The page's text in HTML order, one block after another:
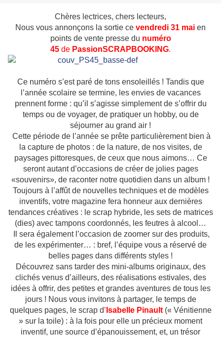
Chères lectrices, chers lecteurs,
Nous vous annonçons la sortie ce vendredi 31 mai en
points de vente presse du numéro
45 de PassionSCRAPBOOKING.
Ce numéro s’est paré de tons ensoleillés ! Tandis que
l’année scolaire se termine, les envies de vacances
prennent forme : qu’il s’agisse simplement de s’offrir du
temps ou de voyager, de pratiquer un hobby, ou de
séjourner au grand air !
Cette période de l’année se prête particulièrement bien à
la capture de photos : de la nature, de nos visites, de
paysages pittoresques, de ceux que nous aimons… Ce
seront autant d’occasions de créer de jolies pages
«souvenirs», de raconter notre quotidien dans un album !
Toujours à l’affût de nouvelles techniques et de modèles
inventifs, votre magazine fera honneur aux dernières
tendances créatives : le scrap hybride, les sets de matrices
(dies) avec tampons coordonnés, les feutres à alcool…
Il sera également l’occasion de zoomer sur des produits,
de les expérimenter… : bref, l’équipe vous a réservé de
belles pages dans différents styles !
Découvrez sans tarder des mini-albums originaux, des
clichés venus d’ailleurs, des réalisations estivales, des
idées à offrir, des petites et grandes aventures de tous les
jours ! Nous vous invitons à partager, le temps de
quelques pages, le scrap d’ sabelle Pinault(« Vénitienne
» sur la toile) : à la fois pour elle un précieux moment
inventif, une source d’épanouissement, et, un trésor